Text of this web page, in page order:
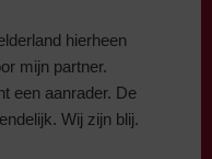
hierheen
mijn partner.
een aanrader. De
Wij zijn blij.